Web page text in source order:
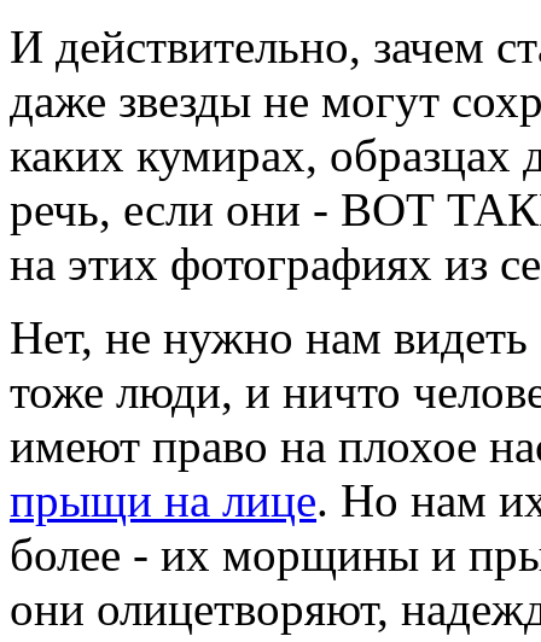
И действительно, зачем
даже звезды не могут
каких кумирах,
речь, если они - ВОТ
на этих фотографиях из
Нет, не нужно нам видеть
тоже люди, и ничто
имеют право на плохое
прыщи на лице. Но нам
более - их морщины и
они олицетворяют,